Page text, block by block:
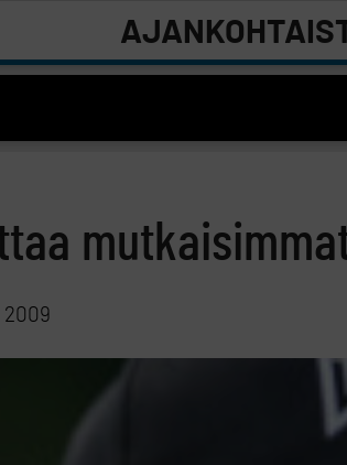
2009